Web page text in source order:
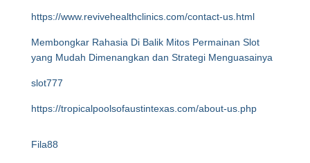
https://www.revivehealthclinics.com/contact-us.html
Membongkar Rahasia Di Balik Mitos Permainan Slot
yang Mudah Dimenangkan dan Strategi Menguasainya
slot777
https://tropicalpoolsofaustintexas.com/about-us.php
Fila88